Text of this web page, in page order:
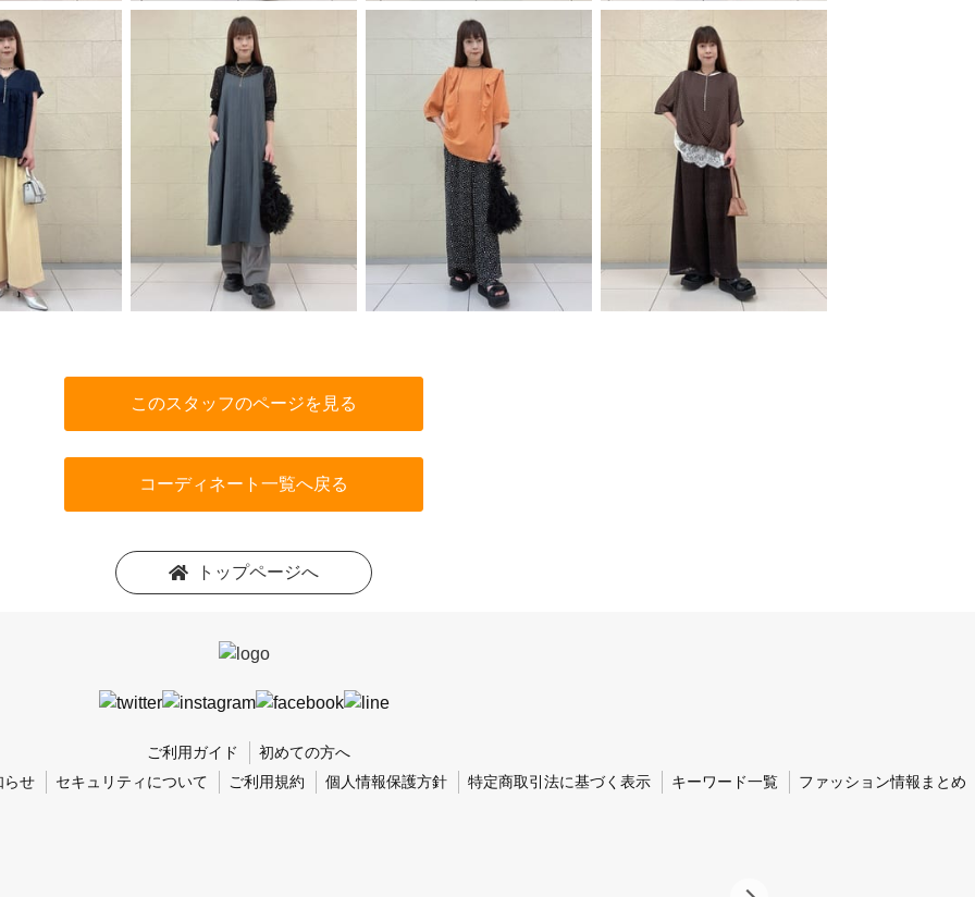
このスタッフのページを見る
コーディネート一覧へ戻る
トップページへ
ご利用ガイド
初めての方へ
らせ
セキュリティについて ご利用規約 個人情報保護方針 特定商取引法に基づく表示 キーワード一覧 ファッション情報まとめ